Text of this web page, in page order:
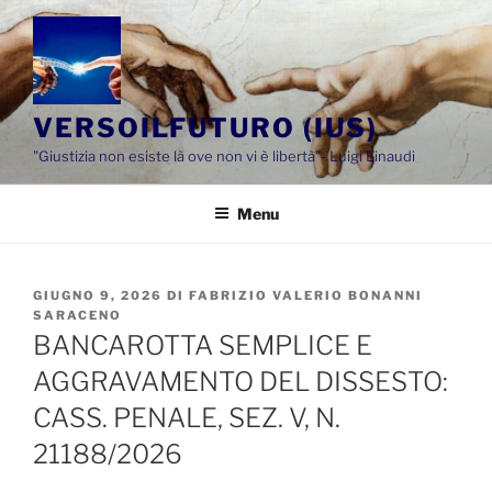
Salta
al
contenuto
VERSOILFUTURO (IUS)
"Giustizia non esiste là ove non vi è libertà"- Luigi Einaudi
Menu
PUBBLICATO
IL
GIUGNO 9, 2026 DI FABRIZIO VALERIO BONANNI
SARACENO
BANCAROTTA SEMPLICE E
AGGRAVAMENTO DEL DISSESTO:
CASS. PENALE, SEZ. V, N.
21188/2026